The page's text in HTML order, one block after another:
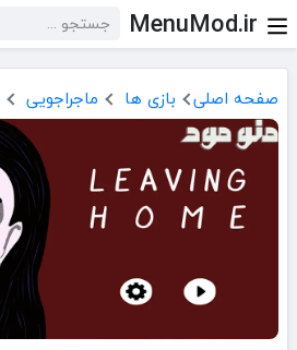
MenuMod.ir
صفحه اصلی بازی ها ماجراجویی